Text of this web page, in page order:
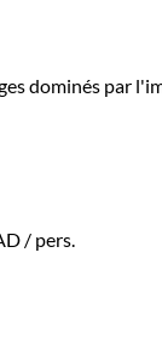
dominés par
/ pers.